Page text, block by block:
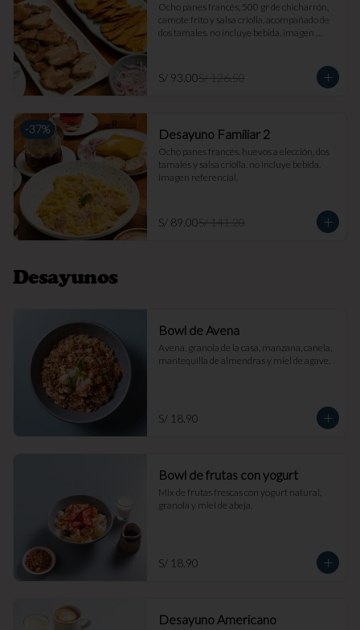
Ocho panes francés, 500 gr de chicharrón,
camote frito y salsa criolla, acompañado de
dos tamales. no incluye bebida. imagen
S/ 93.00S/ 126.50
-37% Desayuno Familiar 2
Ocho panes francés, huevos a elección, dos
tamales y salsa criolla. no incluye bebida.
imagen referencial.
S/ 89.00S/ 141.20
Desayunos
Bowl de Avena
Avena, granola de la casa, manzana, canela,
mantequilla de almendras y miel de agave.
S/ 18.90
Bowl de frutas con yogurt
Mix de frutas frescas con yogurt natural,
granola y miel de abeja.
S/ 18.90
Desayuno Americano